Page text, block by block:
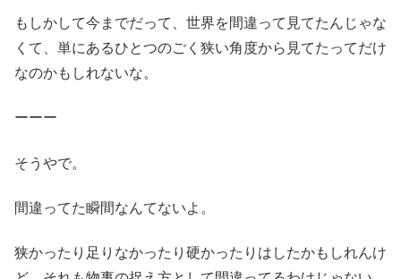
もしかして今までだって、世界を間違って見てたんじゃな
くて、単にあるひとつのごく狭い角度から見てたってだけ
なのかもしれないな。
ーーー
そうやで。
間違ってた瞬間なんてないよ。
狭かったり足りなかったり硬かったりはしたかもしれんけ